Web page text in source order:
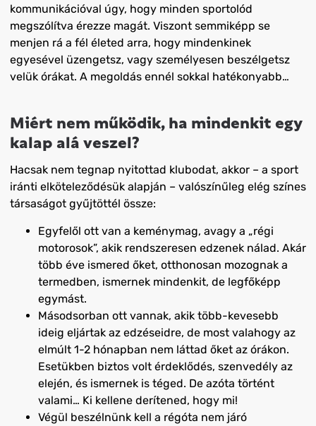
kommunikációval úgy, hogy minden sportolód
megszólítva érezze magát. Viszont semmiképp se
menjen rá a fél életed arra, hogy mindenkinek
egyesével üzengetsz, vagy személyesen beszélgetsz
velük órákat. A megoldás ennél sokkal hatékonyabb…
Miért nem működik, ha mindenkit egy
kalap alá veszel?
Hacsak nem tegnap nyitottad klubodat, akkor – a sport
iránti elköteleződésük alapján – valószínűleg elég színes
társaságot gyűjtöttél össze:
Egyfelől ott van a keménymag, avagy a „régi
motorosok”, akik rendszeresen edzenek nálad. Akár
több éve ismered őket, otthonosan mozognak a
termedben, ismernek mindenkit, de legfőképp
egymást.
Másodsorban ott vannak, akik több-kevesebb
ideig eljártak az edzéseidre, de most valahogy az
elmúlt 1-2 hónapban nem láttad őket az órákon.
Esetükben biztos volt érdeklődés, szenvedély az
elején, és ismernek is téged. De azóta történt
valami… Ki kellene derítened, hogy mi!
Végül beszélnünk kell a régóta nem járó